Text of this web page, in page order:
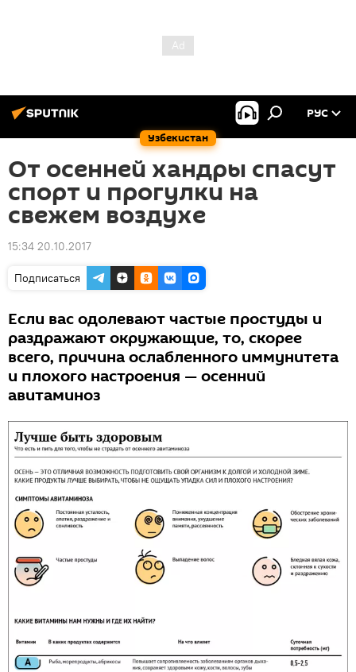
Узбекистан
РУС
От осенней хандры спасут
спорт и прогулки на
свежем воздухе
15:34 20.10.2017
Подписаться
Если вас одолевают частые простуды и
раздражают окружающие, то, скорее
всего, причина ослабленного иммунитета
и плохого настроения — осенний
авитаминоз